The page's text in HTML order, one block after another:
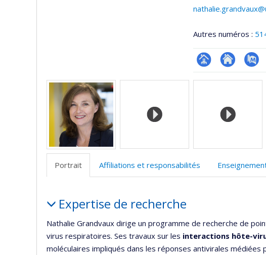
Autres numéros :
Page Site
l’unité
de
Médias
Portrait Affiliations et responsabilités
Expertise de recherche
Nathalie Grandvaux dirige un programme de recherche de
virus respiratoires. Ses travaux sur les interactions hôte-
moléculaires impliqués dans les réponses antivirales